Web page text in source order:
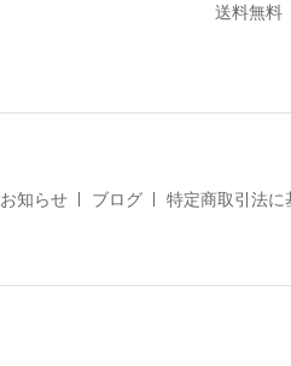
送料無料
お知らせ ブログ 特定商取引法に